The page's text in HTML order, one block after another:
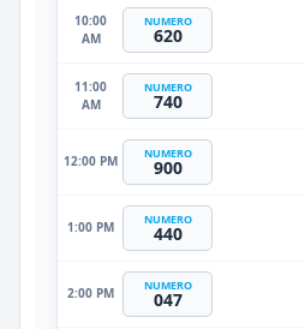
10:00
AM
NUMERO
620
11:00
AM
NUMERO
740
12:00 PM NUMERO
900
1:00 PM NUMERO
440
2:00 PM NUMERO
047